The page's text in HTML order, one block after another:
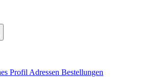
Profil Adressen Bestellungen